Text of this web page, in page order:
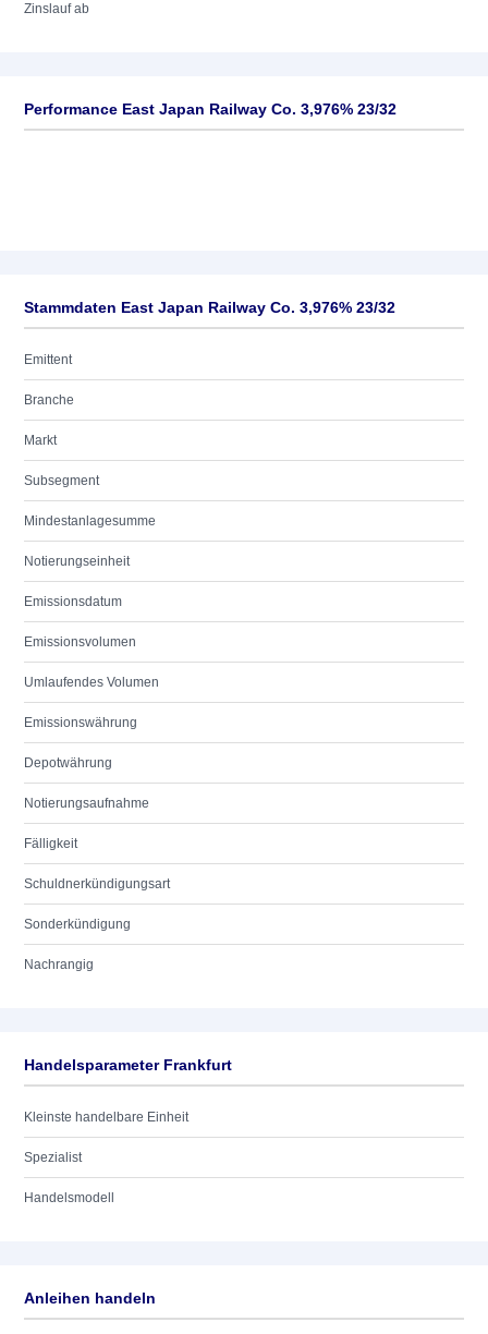
Zinslauf ab
Performance East Japan Railway Co. 3,976% 23/32
Stammdaten East Japan Railway Co. 3,976% 23/32
Emittent
Branche
Markt
Subsegment
Mindestanlagesumme
Notierungseinheit
Emissionsdatum
Emissionsvolumen
Umlaufendes Volumen
Emissionswährung
Depotwährung
Notierungsaufnahme
Fälligkeit
Schuldnerkündigungsart
Sonderkündigung
Nachrangig
Handelsparameter Frankfurt
Kleinste handelbare Einheit
Spezialist
Handelsmodell
Anleihen handeln